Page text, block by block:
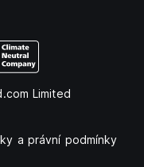
Limited
a právní podmínky